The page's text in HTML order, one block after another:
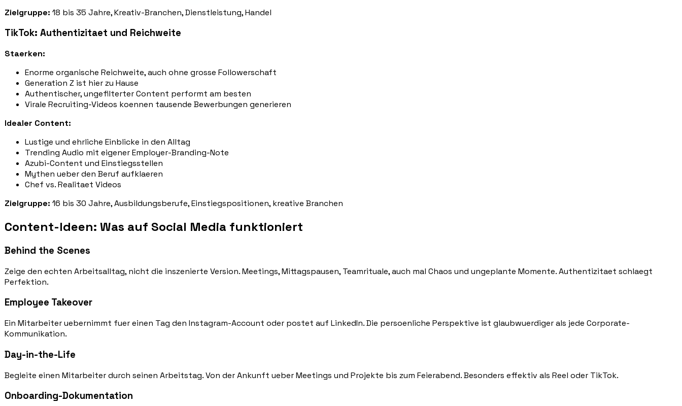
Zielgruppe: 18 bis 35 Jahre, Kreativ-Branchen, Dienstleistung, Handel
TikTok: Authentizitaet und Reichweite
Staerken:
Enorme organische Reichweite, auch ohne grosse Followerschaft
Generation Z ist hier zu Hause
Authentischer, ungefilterter Content performt am besten
Virale Recruiting-Videos koennen tausende Bewerbungen generieren
Idealer Content:
Lustige und ehrliche Einblicke in den Alltag
Trending Audio mit eigener Employer-Branding-Note
Azubi-Content und Einstiegsstellen
Mythen ueber den Beruf aufklaeren
Chef vs. Realitaet Videos
Zielgruppe: 16 bis 30 Jahre, Ausbildungsberufe, Einstiegspositionen, kreative Branchen
Content-Ideen: Was auf Social Media funktioniert
Behind the Scenes
Zeige den echten Arbeitsalltag, nicht die inszenierte Version. Meetings, Mittagspausen, Teamrituale, auch mal Chaos und ungeplante Momente. Authentizitaet schlaegt
Perfektion.
Employee Takeover
Ein Mitarbeiter uebernimmt fuer einen Tag den Instagram-Account oder postet auf LinkedIn. Die persoenliche Perspektive ist glaubwuerdiger als jede Corporate-
Kommunikation.
Day-in-the-Life
Begleite einen Mitarbeiter durch seinen Arbeitstag. Von der Ankunft ueber Meetings und Projekte bis zum Feierabend. Besonders effektiv als Reel oder TikTok.
Onboarding-Dokumentation